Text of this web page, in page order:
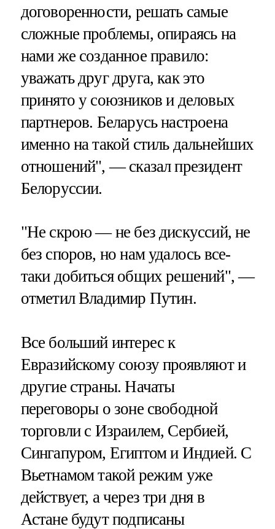
договоренности, решать самые
сложные проблемы, опираясь на
нами же созданное правило:
уважать друг друга, как это
принято у союзников и деловых
партнеров. Беларусь настроена
именно на такой стиль дальнейших
отношений", — сказал президент
Белоруссии.
"Не скрою — не без дискуссий, не
без споров, но нам удалось все-
таки добиться общих решений", —
отметил Владимир Путин.
Все больший интерес к
Евразийскому союзу проявляют и
другие страны. Начаты
переговоры о зоне свободной
торговли с Израилем, Сербией,
Сингапуром, Египтом и Индией. С
Вьетнамом такой режим уже
действует, а через три дня в
Астане будут подписаны